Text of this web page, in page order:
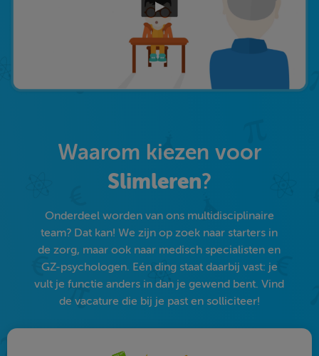
Waarom kiezen voor
Slimleren?
Onderdeel worden van ons multidisciplinaire
team? Dat kan! We zijn op zoek naar starters in
de zorg, maar ook naar medisch specialisten en
GZ-psychologen. Eén ding staat daarbij vast: je
vult je functie anders in dan je gewend bent. Vind
de vacature die bij je past en solliciteer!